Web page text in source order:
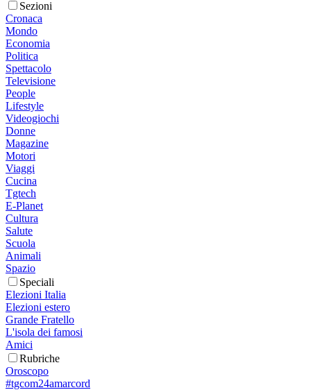
Sezioni
Cronaca
Mondo
Economia
Politica
Spettacolo
Televisione
People
Lifestyle
Videogiochi
Donne
Magazine
Motori
Viaggi
Cucina
Tgtech
E-Planet
Cultura
Salute
Scuola
Animali
Spazio
Speciali
Elezioni Italia
Elezioni estero
Grande Fratello
L'isola dei famosi
Amici
Rubriche
Oroscopo
#tgcom24amarcord